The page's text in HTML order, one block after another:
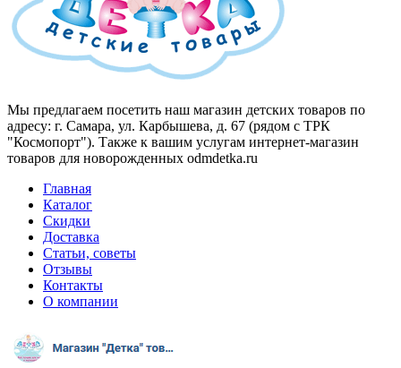
Мы предлагаем посетить наш магазин детских товаров по
адресу: г. Самара, ул. Карбышева, д. 67 (рядом с ТРК
"Космопорт"). Также к вашим услугам интернет-магазин
товаров для новорожденных odmdetka.ru
Главная
Каталог
Скидки
Доставка
Статьи, советы
Отзывы
Контакты
О компании